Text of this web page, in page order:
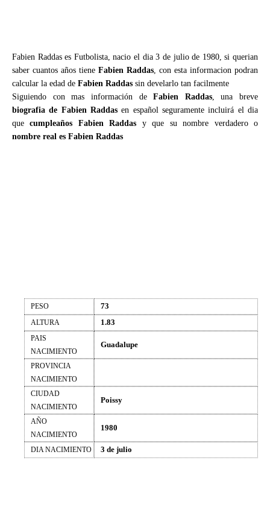
Fabien Raddas es Futbolista, nacio el dia 3 de julio de 1980, si querian
saber cuantos años tiene Fabien Raddas, con esta informacion podran
calcular la edad de Fabien Raddas sin develarlo tan facilmente
Siguiendo con mas información deFabien Raddas, una breve
biografia de Fabien Raddas en español seguramente incluirá el dia
quecumpleaños Fabien Raddas y que su nombre verdadero o
nombre real es Fabien Raddas
PESO 73
ALTURA 1.83
PAIS
NACIMIENTO
Guadalupe
PROVINCIA
NACIMIENTO
CIUDAD
NACIMIENTO
Poissy
AÑO
NACIMIENTO
1980
DIA NACIMIENTO 3 de julio